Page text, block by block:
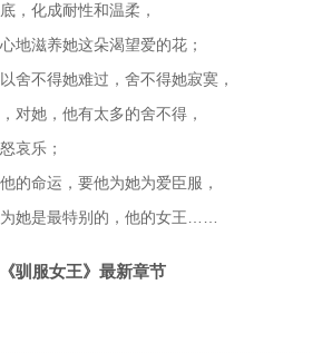
，化成耐性和温柔，
地滋养她这朵渴望爱的花；
舍不得她难过，舍不得她寂寞，
对她，他有太多的舍不得，
哀乐；
的命运，要他为她为爱臣服，
她是最特别的，他的女王……
《驯服女王》最新章节